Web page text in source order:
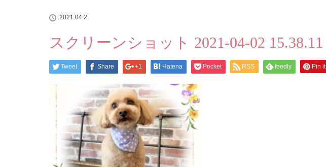
2021.04.2
スクリーンショット 2021-04-02 15.38.11
Tweet Share +1 Hatena Pocket RSS feedly Pin it